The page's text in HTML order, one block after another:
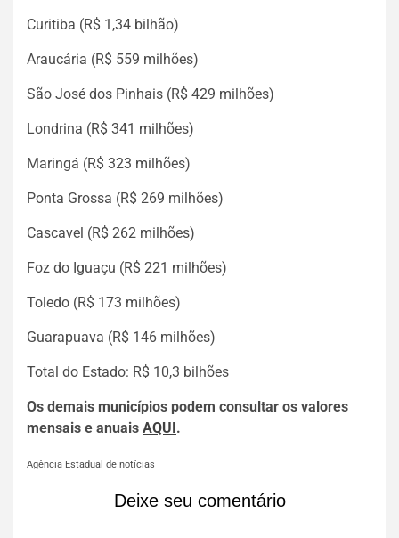
Curitiba (R$ 1,34 bilhão)
Araucária (R$ 559 milhões)
São José dos Pinhais (R$ 429 milhões)
Londrina (R$ 341 milhões)
Maringá (R$ 323 milhões)
Ponta Grossa (R$ 269 milhões)
Cascavel (R$ 262 milhões)
Foz do Iguaçu (R$ 221 milhões)
Toledo (R$ 173 milhões)
Guarapuava (R$ 146 milhões)
Total do Estado: R$ 10,3 bilhões
Os demais municípios podem consultar os valores
mensais e anuais AQUI .
Agência Estadual de notícias
Deixe seu comentário